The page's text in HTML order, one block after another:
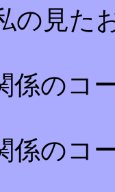
の見た
係のコ
係のコ